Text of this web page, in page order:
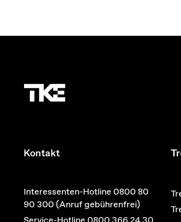
Kontakt
Interessenten-Hotline 0800 80
90 300 (Anruf gebührenfrei)